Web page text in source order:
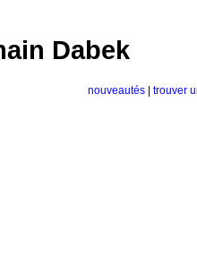
Dabek
nouveautés
trouver